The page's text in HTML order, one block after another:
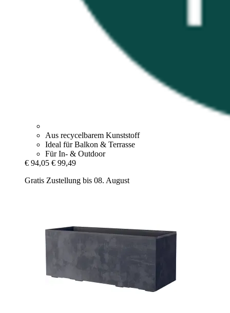
Aus recycelbarem Kunststoff
Ideal für Balkon & Terrasse
Für In- & Outdoor
€ 94,05 € 99,49
Gratis Zustellung bis 08. August